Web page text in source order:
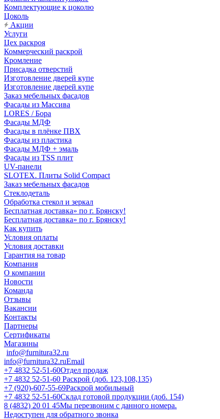
Комплектующие к цоколю
Цоколь
Акции
Услуги
Цех раскроя
Коммерческий раскрой
Кромление
Присадка отверстий
Изготовление дверей купе
Изготовление дверей купе
Заказ мебельных фасадов
Фасады из Массива
LORES / Бора
Фасады МДФ
Фасады в плёнке ПВХ
Фасады из пластика
Фасады МДФ + эмаль
Фасады из TSS плит
UV-панели
SLOTEX. Плиты Solid Compact
Заказ мебельных фасадов
Стеклодеталь
Обработка стекол и зеркал
Бесплатная доставка» по г. Брянску!
Бесплатная доставка» по г. Брянску!
Как купить
Условия оплаты
Условия доставки
Гарантия на товар
Компания
О компании
Новости
Команда
Отзывы
Вакансии
Контакты
Партнеры
Сертификаты
Магазины
info@furnitura32.ru
info@furnitura32.ruEmail
+7 4832 52-51-60Отдел продаж
+7 4832 52-51-60 Раскрой (доб. 123,108,135)
+7 (920)-607-55-69Раскрой мобильный
+7 4832 52-51-60Склад готовой продукции (доб. 154)
8 (4832) 20 01 45Мы перезвоним с данного номера.
Недоступен для обратного звонка